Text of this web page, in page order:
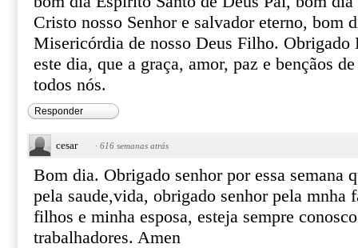
Cristo nosso Senhor e salvador eterno, bom
Misericórdia de nosso Deus Filho. Obrigado
este dia, que a graça, amor, paz e bençãos
todos nós.
Responder
cesar · 616 semanas atrás
Bom dia. Obrigado senhor por essa semana
pela saude,vida, obrigado senhor pela mnha
filhos e minha esposa, esteja sempre
trabalhadores. Amen